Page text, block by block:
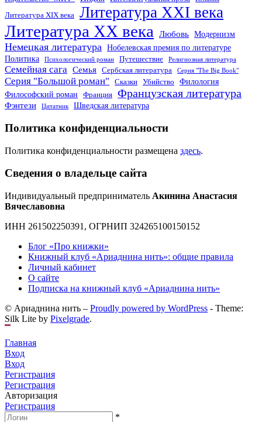
Литература XIX века Литература XXI века
Литература XX века Любовь Модернизм
Немецкая литература Нобелевская премия по литературе
Политика
Психологический роман Путешествие Религиозная литература
Семейная сага Семья Сербская литература Серия "The Big Book"
Серия "Большой роман" Сказки Убийство
Филология
Философский роман
Франция Французская литература
Фэнтези Цитатник Шведская литература
Политика конфиденциальности
Политика конфиденциальности размещена здесь.
Сведения о владельце сайта
Индивидуальный предприниматель Акинина Анастасия
Вячеславовна
ИНН 261502250391, ОГРНИП 324265100150152
Блог «Про книжки»
Книжный клуб «Ариаднина нить»: общие правила
Личный кабинет
О сайте
Подписка на книжный клуб «Ариаднина нить»
© Ариаднина нить – Proudly powered by WordPress - Theme:
Silk Lite by Pixelgrade.
Главная
Вход
Вход
Регистрация
Регистрация
Авторизация
Регистрация
*